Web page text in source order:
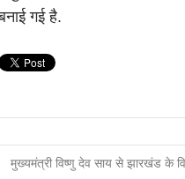
गई है.
मुख्यमंत्री विष्णु देव साय से झारखंड के